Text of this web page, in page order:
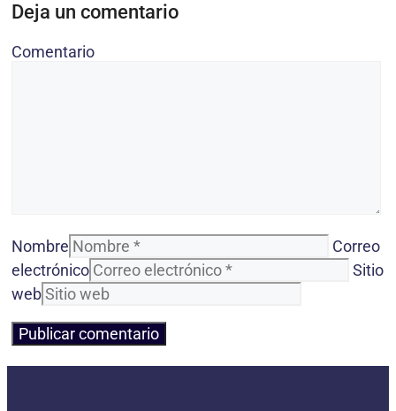
Deja un comentario
Comentario
Nombre
Correo
electrónico
Sitio
web